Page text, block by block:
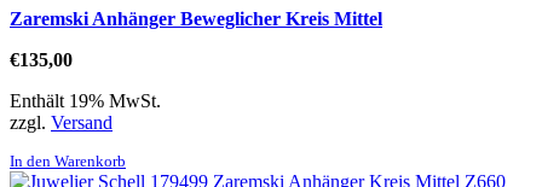
Zaremski Anhänger Beweglicher Kreis Mittel
€135,00
Enthält 19% MwSt.
zzgl. Versand
In den Warenkorb